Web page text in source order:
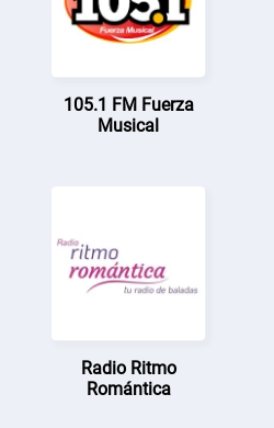
105.1 FM Fuerza
Musical
Radio Ritmo
Romántica